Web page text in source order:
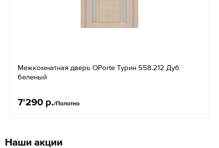
Межкомнатная дверь OPorte Турин 558.212 Дуб
беленый
7'290 р./Полотно
Наши акции